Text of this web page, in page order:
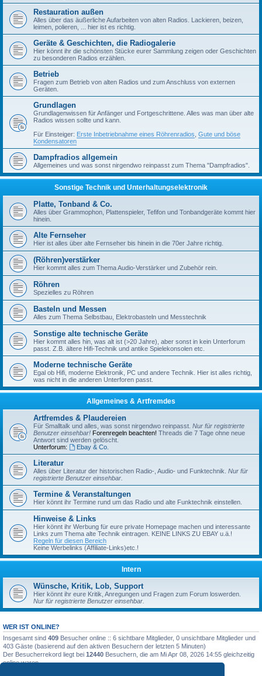
Restauration außen
Alles über das äußerliche Aufarbeiten von alten Radios. Lackieren, beizen,
leimen, polieren, ... hier ist es richtig.
Geräte & Geschichten, die Radiogalerie
Hier könnt ihr die schönsten Stücke eurer Sammlung zeigen oder Geschichten
zu besonderen Radios erzählen.
Betrieb
Fragen zum Betrieb von alten Radios und zum Anschluss von externen
Geräten.
Grundlagen
Grundlagenwissen für Anfänger und Fortgeschrittene. Alles was man über alte
Radios wissen sollte und kann.
Für Einsteiger: Erste Inbetriebnahme eines Röhrenradios Gute und böse
Kondensatoren
Dampfradios allgemein
Allgemeines und was sonst nirgendwo reinpasst zum Thema "Dampfradios".
Sonstige Technik und Unterhaltungselektronik
Platte, Tonband & Co.
Alles über Grammophon, Plattenspieler, Tefifon und Tonbandgeräte kommt hier
hinein.
Alte Fernseher
Hier ist alles über alte Fernseher bis hinein in die 70er Jahre richtig.
(Röhren)verstärker
Hier kommt alles zum Thema Audio-Verstärker und Zubehör rein.
Röhren
Spezielles zu Röhren
Basteln und Messen
Alles zum Thema Selbstbau, Elektrobasteln und Messtechnik
Sonstige alte technische Geräte
Hier kommt alles hin, was alt ist (>20 Jahre), aber sonst in kein Unterforum
passt. Z.B. ältere Hifi-Technik und antike Spielekonsolen etc.
Moderne technische Geräte
Egal ob Hifi, moderne Elektronik, PC und andere Technik. Hier ist alles richtig,
was nicht in die anderen Unterforen passt.
Allgemeines & Artfremdes
Artfremdes & Plaudereien
Für Smalltalk und alles, was sonst nirgendwo reinpasst. Nur für registrierte
Benutzer einsehbar! Forenregeln beachten! Threads die 7 Tage ohne neue
Antwort sind werden gelöscht.
Unterforum:
Ebay & Co.
Literatur
Alles über Literatur der historischen Radio-, Audio- und Funktechnik. Nur für
registrierte Benutzer einsehbar.
Termine & Veranstaltungen
Hier könnt ihr Termine rund um das Radio und alte Funktechnik einstellen.
Hinweise & Links
Hier könnt ihr Werbung für eure private Homepage machen und interessante
Links zum Thema alte Technik eintragen. KEINE LINKS ZU EBAY u.ä.!
Regeln für diesen Bereich
Keine Werbelinks (Affiliate-Links)etc.!
Intern
Wünsche, Kritik, Lob, Support
Hier könnt ihr eure Kritik, Anregungen und Fragen zum Forum loswerden.
Nur für registrierte Benutzer einsehbar.
WER IST ONLINE?
Insgesamt sind 409 Besucher online :: 6 sichtbare Mitglieder, 0 unsichtbare Mitglieder und
403 Gäste (basierend auf den aktiven Besuchern der letzten 5 Minuten)
Der Besucherrekord liegt bei 12440 Besuchern, die am Mi Apr 08, 2026 14:55 gleichzeitig
online waren.